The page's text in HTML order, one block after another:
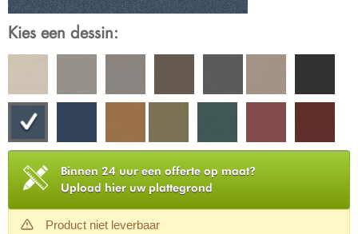
Kies een dessin:
Binnen 24 uur een offerte op maat?
Upload hier uw plattegrond
Product niet leverbaar